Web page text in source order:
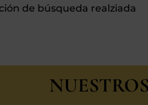
de búsqueda realziada